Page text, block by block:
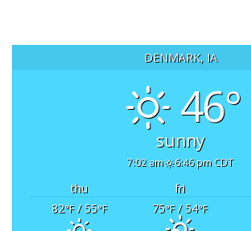
DENMARK, IA
46°
sunny
7:02 am 6:46 pm CDT
thu fri
82°F/ 55°F 75°F/ 54°F